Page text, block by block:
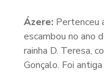
Ázere: Pertenceu
escambou no ano
rainha D. Teresa,
Gonçalo. Foi